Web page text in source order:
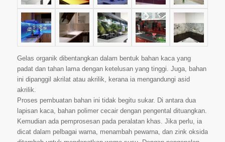
Gelas organik dibentangkan dalam bentuk bahan kaca yang
padat dan tahan lama dengan ketelusan yang tinggi. Juga, bahan
ini dipanggil akrilat atau akrilik, kerana ia mengandungi asid
akrilik.
Proses pembuatan bahan ini tidak begitu sukar. Di antara dua
lapisan kaca, bahan polimer cecair dengan pengental dituangkan.
Kemudian ada pemprosesan pada peralatan khas. Jika perlu, ia
dicat dalam pelbagai warna, menambah pewarna, dan zink oksida